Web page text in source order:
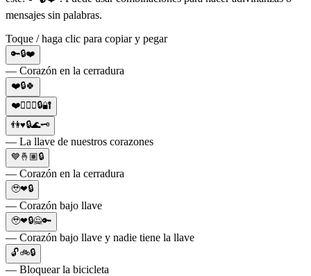
mensajes sin palabras.
Toque / haga clic para copiar y pegar
🔑🔒❤️
— Corazón en la cerradura
❤️🔒🍀
❤️👩‍❤️‍👨🔒🔐
👫♥️🔒🌊🗝
— La llave de nuestros corazones
💙🤞🏽🔒
— Corazón en la cerradura
🥹❤🔒
— Corazón bajo llave
🥹❤🔒🙅🔑
— Corazón bajo llave y nadie tiene la llave
🔓🚲🔒
— Bloquear la bicicleta